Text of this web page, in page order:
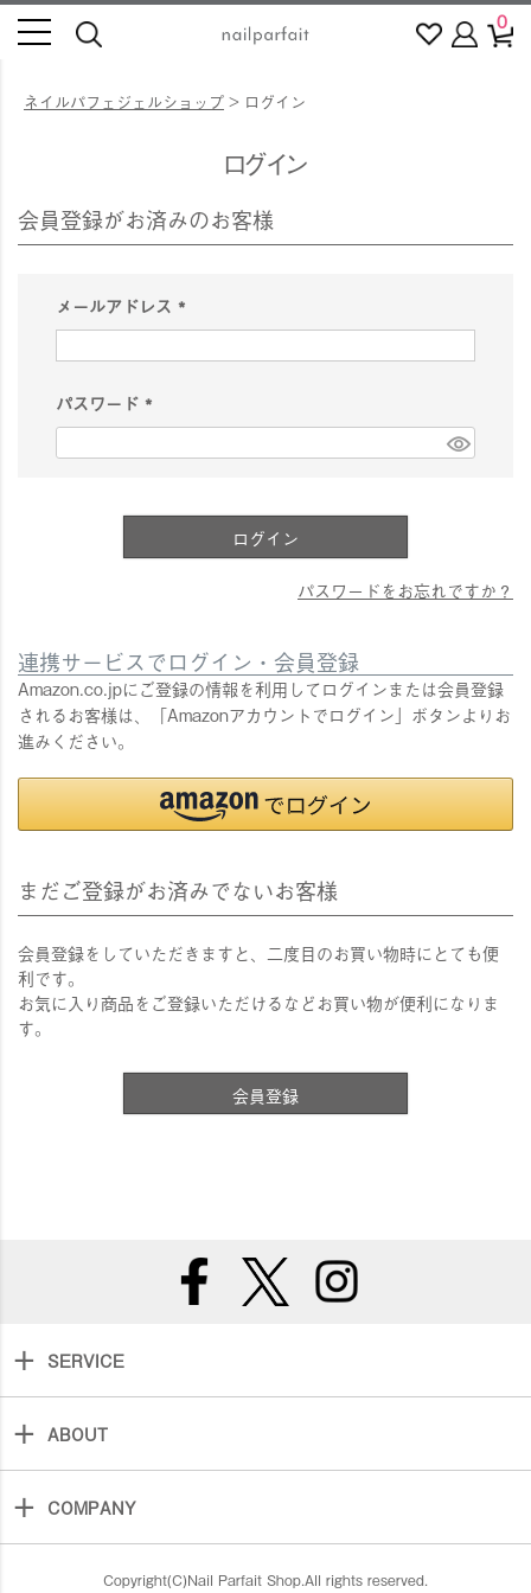
0
ネイルパフェジェルショップ ログイン
ログイン
会員登録がお済みのお客様
メールアドレス
(
必
パスワード
(
必
ログイン
パスワードをお忘れですか？
連携サービスでログイン・会員登録
Amazon.co.jpにご登録の情報を利用してログインまたは会員登録
されるお客様は、「Amazonアカウントでログイン」ボタンよりお
進みください。
まだご登録がお済みでないお客様
会員登録をしていただきますと、二度目のお買い物時にとても便
利です。
お気に入り商品をご登録いただけるなどお買い物が便利になりま
す。
会員登録
SERVICE
ABOUT
COMPANY
Copyright(C)Nail Parfait Shop.All rights reserved.